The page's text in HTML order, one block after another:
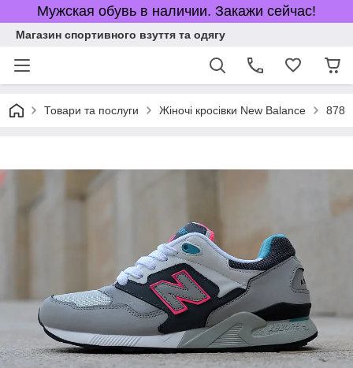
Мужская обувь в наличии. Закажи сейчас!
Магазин спортивного взуття та одягу
Товари та послуги Жіночі кросівки New Balance 878